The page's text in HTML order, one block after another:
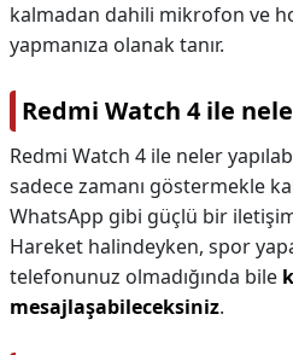
kalmadan dahili mikrofon ve
yapmanıza olanak tanır.
Redmi Watch 4 ile
Redmi Watch 4 ile neler
sadece zamanı göstermekle
WhatsApp gibi güçlü bir iletişim
Hareket halindeyken, spor
telefonunuz olmadığında bile
mesajlaşabileceksiniz.